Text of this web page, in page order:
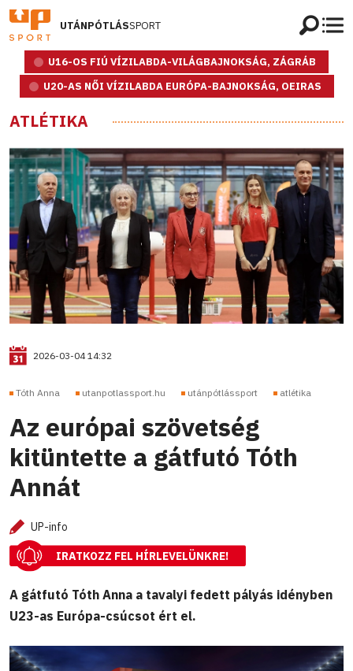
UTÁNPÓTLÁSSPORT
U16-OS FIÚ VÍZILABDA-VILÁGBAJNOKSÁG, ZÁGRÁB
U20-AS NŐI VÍZILABDA EURÓPA-BAJNOKSÁG, OEIRAS
ATLÉTIKA
2026-03-04 14:32
Tóth Anna utanpotlassport.hu utánpótlássport atlétika
Az európai szövetség
kitüntette a gátfutó Tóth
Annát
UP-info
IRATKOZZ FEL HÍRLEVELÜNKRE!
A gátfutó Tóth Anna a tavalyi fedett pályás idényben
U23-as Európa-csúcsot ért el.